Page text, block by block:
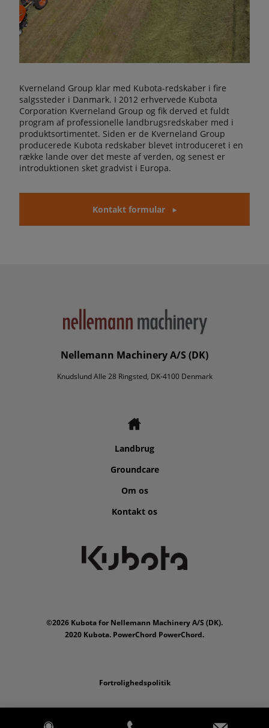
Kverneland Group klar med Kubota-redskaber i fire
salgssteder i Danmark. I 2012 erhvervede Kubota
Corporation Kverneland Group og fik derved et fuldt
program af professionelle landbrugsredskaber med i
produktsortimentet. Siden er de Kverneland Group
producerede Kubota redskaber blevet introduceret i en
række lande over det meste af verden, og senest er
introduktionen sket gradvist i Europa.
Kontakt formular
Nellemann Machinery A/S (DK)
Knudslund Alle 28 Ringsted, DK-4100 Denmark
Landbrug
Groundcare
Om os
Kontakt os
©2026 Kubota for Nellemann Machinery A/S (DK).
2020 Kubota. PowerChord PowerChord.
Fortrolighedspolitik